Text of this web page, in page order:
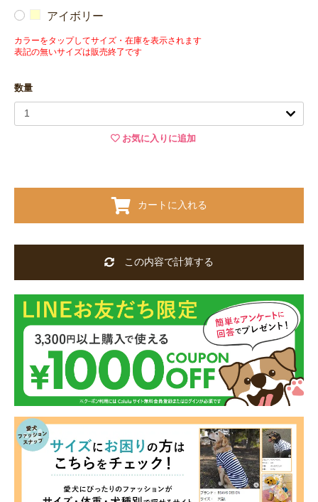
アイボリー
カラーをタップしてサイズ・在庫を表示されます
表記の無いサイズは販売終了です
数量
お気に入りに追加
カートに入れる
この内容で計算する